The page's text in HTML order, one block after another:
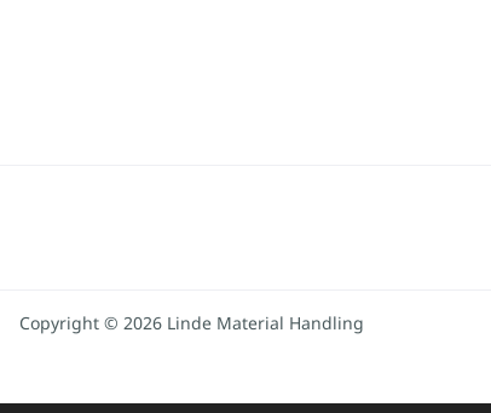
Copyright © 2026 Linde Material Handling